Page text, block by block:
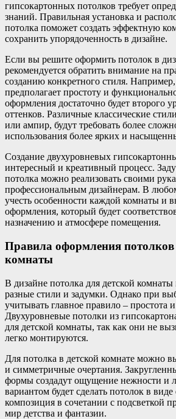
гипсокартонных потолков требует
знаний. Правильная установка и
потолка поможет создать эффектную
сохранить упорядоченность в дизайне.
Если вы решите оформить потолок в
рекомендуется обратить внимание на
созданию конкретного стиля.
предполагает простоту и
оформления достаточно будет второго
оттенков. Различные классические
или ампир, будут требовать более
использования более ярких и
Создание двухуровневых
интересный и креативный процесс.
потолка можно реализовать своими
профессиональным дизайнерам. В
учесть особенности каждой комнаты и
оформления, который будет
назначению и атмосфере помещения.
Правила оформления потолков
комнаты
В дизайне потолка для детской
разные стили и задумки. Однако при
учитывать главное правило – простота и
Двухуровневые потолки из
для детской комнаты, так как они не
легко монтируются.
Для потолка в детской комнате можно
и симметричные очертания.
формы создадут ощущение нежности и
вариантом будет сделать потолок в
композиция в сочетании с подсветкой
мир детства и фантазии.